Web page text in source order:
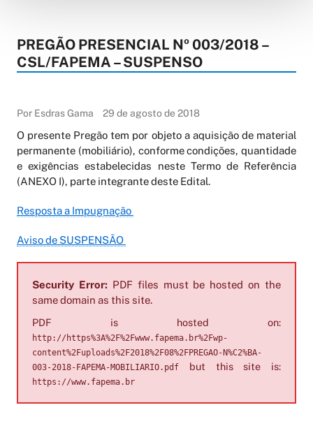
PREGÃO PRESENCIAL Nº 003/2018 –
CSL/FAPEMA – SUSPENSO
Por Esdras Gama 29 de agosto de 2018
O presente Pregão tem por objeto a aquisição de material
permanente (mobiliário), conforme condições, quantidade
e exigências estabelecidas neste Termo de Referência
(ANEXO I), parte integrante deste Edital.
Resposta a Impugnação
Aviso de SUSPENSÃO
Security Error:PDF files must be hosted on the
same domain as this site.
PDF is hosted on:
http://https%3A%2F%2Fwww.fapema.br%2Fwp-
content%2Fuploads%2F2018%2F08%2FPREGAO-N%C2%BA-
003-2018-FAPEMA-MOBILIARIO.pdf
but this site is:
https://www.fapema.br